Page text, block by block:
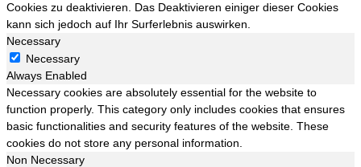
Cookies zu deaktivieren. Das Deaktivieren einiger dieser Cookies
kann sich jedoch auf Ihr Surferlebnis auswirken.
Necessary
Necessary
Always Enabled
Necessary cookies are absolutely essential for the website to
function properly. This category only includes cookies that ensures
basic functionalities and security features of the website. These
cookies do not store any personal information.
Non Necessary